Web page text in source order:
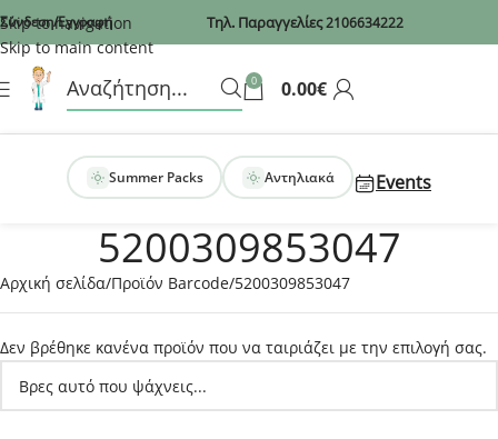
Recaptcha
Skip to navigation
Skip to main content
Σύνδεση/Εγγραφή Τηλ. Παραγγελίες2106634222
0 0.00€
Summer Packs Αντηλιακά Events
5200309853047
Αρχική σελίδα Προϊόν Barcode 5200309853047
Δεν βρέθηκε κανένα προϊόν που να ταιριάζει με την επιλογή σας.